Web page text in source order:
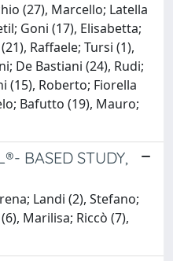
(27), Marcello; Latella
Goni (17), Elisabetta;
Raffaele; Tursi (1),
De Bastiani (24), Rudi;
(15), Roberto; Fiorella
Bafutto (19), Mauro;
BASED STUDY,
Landi (2), Stefano;
Marilisa; Riccò (7),